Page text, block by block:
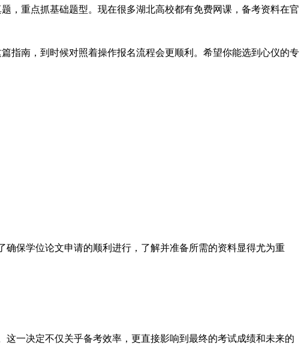
，重点抓基础题型。现在很多湖北高校都有免费网课，备考资料在官
指南，到时候对照着操作报名流程会更顺利。希望你能选到心仪的专
保学位论文申请的顺利进行，了解并准备所需的资料显得尤为重
一决定不仅关乎备考效率，更直接影响到最终的考试成绩和未来的